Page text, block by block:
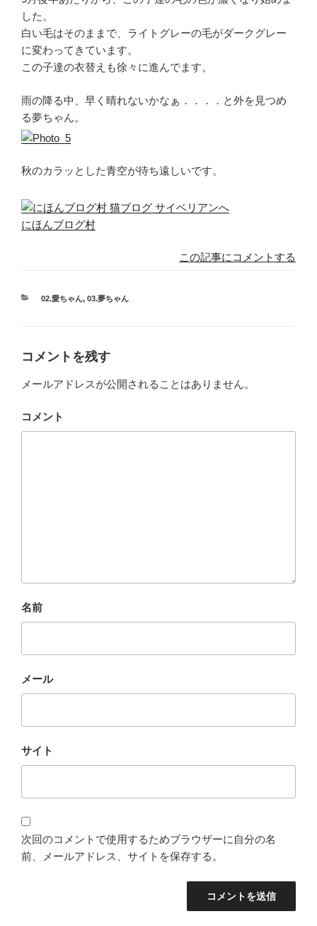
した。
白い毛はそのままで、ライトグレーの毛がダークグレー
に変わってきています。
この子達の衣替えも徐々に進んでます。
雨の降る中、早く晴れないかなぁ．．．．と外を見つめ
る夢ちゃん。
秋のカラッとした青空が待ち遠しいです。
にほんブログ村
この記事にコメントする
カ
02.愛ちゃん, 03.夢ちゃん
コメントを残す
メールアドレスが公開されることはありません。
コメント
名前
メール
サイト
次回のコメントで使用するためブラウザーに自分の名
前、メールアドレス、サイトを保存する。